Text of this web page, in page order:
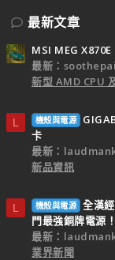
最新文章
MSI MEG
最新：
新型 AMD CPU
L 機殼與電源
卡
最新：
新品資訊
L 機殼與電源 全漢
門最強銅牌電源！
最新：
業界新聞